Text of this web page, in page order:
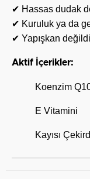
✔ Hassas dudak
✔ Kuruluk ya da
✔ Yapışkan
Aktif İçerikler:
Koenzim
E Vitamini
Kayısı